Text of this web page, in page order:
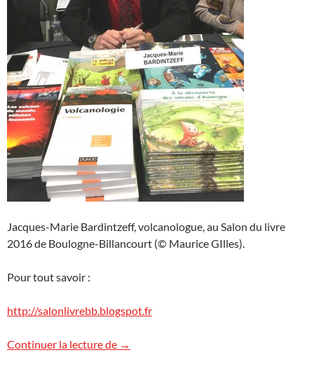
Jacques-Marie Bardintzeff, volcanologue, au Salon du livre
2016 de Boulogne-Billancourt (© Maurice GIlles).
Pour tout savoir :
http://salonlivrebb.blogspot.fr
Continuer la lecture de 12e Salon du livre de Boulogne-
→